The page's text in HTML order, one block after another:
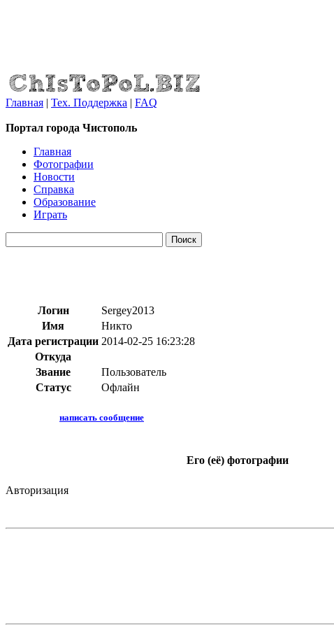
Главная | Тех. Поддержка | FAQ
Портал города Чистополь
Главная
Фотографии
Новости
Справка
Образование
Играть
Логин
Sergey2013
Имя
Никто
Дата регистрации 2014-02-25 16:23:28
Откуда
Звание
Пользователь
Статус
Офлайн
написать сообщение
Его (её) фотографии
Авторизация